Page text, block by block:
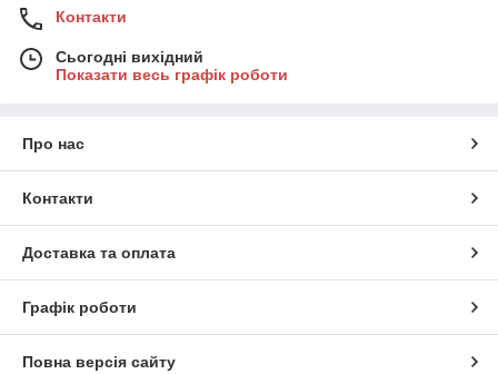
Контакти
Сьогодні вихідний
Показати весь графік роботи
Про нас
Контакти
Доставка та оплата
Графік роботи
Повна версія сайту